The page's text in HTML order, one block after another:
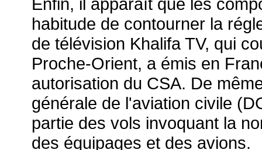
habitude de contourner la
de télévision Khalifa TV, qui
Proche-Orient, a émis en
autorisation du CSA. De
générale de l'aviation civile
partie des vols invoquant la
des équipages et des avions.